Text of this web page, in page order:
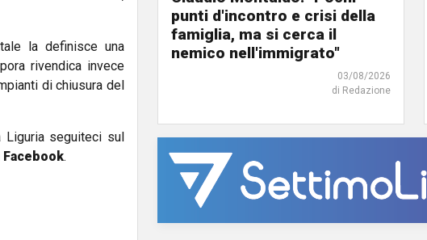
la definisce una
rivendica invece
di chiusura del
Liguria seguiteci sul
Facebook.
punti d'incontro e crisi della
famiglia, ma si cerca il
nemico nell'immigrato"
03/08/2026
di Redazione